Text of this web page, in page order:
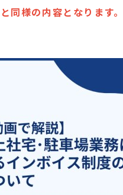
様の内容となります